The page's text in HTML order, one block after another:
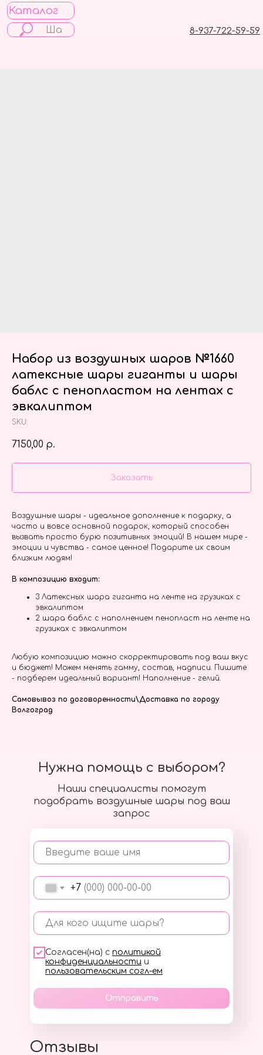
Каталог
8-937-722-59-59
Набор из воздушных шаров №1660
латексные шары гиганты и шары
баблс с пенопластом на лентах с
эвкалиптом
SKU:
7150,00 р.
Заказать
Воздушные шары - идеальное дополнение к подарку, а
часто и вовсе основной подарок, который способен
вызвать просто бурю позитивных эмоций! В нашем мире -
эмоции и чувства - самое ценное! Подарите их своим
близким людям!
В композицию входит:
3 Латексных шара гиганта на ленте на грузиках с
эвкалиптом
2 шара баблс с наполнением пенопласт на ленте на
грузиках с эвкалиптом
Любую композицию можно скорректировать под ваш вкус
и бюджет! Можем менять гамму, состав, надписи. Пишите
- подберем идеальный вариант! Наполнение - гелий.
Самовывоз по договоренности\Доставка по городу
Волгоград
Наши специалисты помогут
подобрать воздушные шары под ваш
запрос
Введите ваше имя
+7
Для кого ищите шары?
Согласен(на) с политикой
конфиденциальности и
пользовательским согл-ем
Отправить
Нужна помощь с выбором?
Отзывы